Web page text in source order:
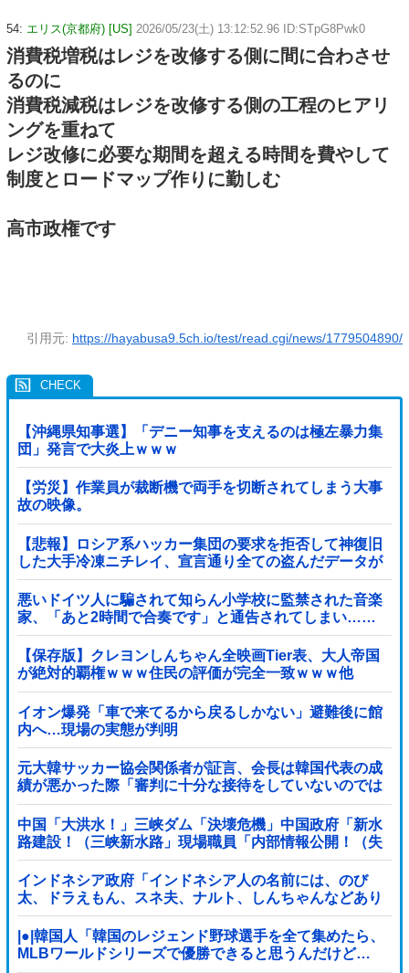
54: エリス(京都府) [US] 2026/05/23(土) 13:12:52.96 ID:STpG8Pwk0
消費税増税はレジを改修する側に間に合わさせ
るのに
消費税減税はレジを改修する側の工程のヒアリ
ングを重ねて
レジ改修に必要な期間を超える時間を費やして
制度とロードマップ作りに勤しむ
高市政権です
引用元: https://hayabusa9.5ch.io/test/read.cgi/news/1779504890/
【沖縄県知事選】「デニー知事を支えるのは極左暴力集
団」発言で大炎上ｗｗｗ
【労災】作業員が裁断機で両手を切断されてしまう大事
故の映像。
【悲報】ロシア系ハッカー集団の要求を拒否して神復旧
した大手冷凍ニチレイ、宣言通り全ての盗んだデータが
公開される
悪いドイツ人に騙されて知らん小学校に監禁された音楽
家、「あと2時間で合奏です」と通告されてしまい……
【保存版】クレヨンしんちゃん全映画Tier表、大人帝国
が絶対的覇権ｗｗｗ住民の評価が完全一致ｗｗｗ他
イオン爆発「車で来てるから戻るしかない」避難後に館
内へ…現場の実態が判明
元大韓サッカー協会関係者が証言、会長は韓国代表の成
績が悪かった際「審判に十分な接待をしていないのでは
ないかと叱責した」
中国「大洪水！」三峡ダム「決壊危機」中国政府「新水
路建設！（三峡新水路」現場職員「内部情報公開！（失
踪」湖南省「三峡放流情報（画像」台風13号「三峡接
近」→
インドネシア政府「インドネシア人の名前には、のび
太、ドラえもん、スネ夫、ナルト、しんちゃんなどあり
ます」
|●|韓国人「韓国のレジェンド野球選手を全て集めたら、
MLBワールドシリーズで優勝できると思うんだけど…